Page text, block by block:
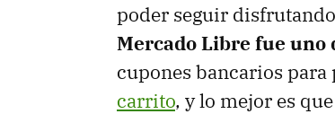
poder seguir
Mercado Libre fue uno
cupones bancarios
carrito, y lo mejor es